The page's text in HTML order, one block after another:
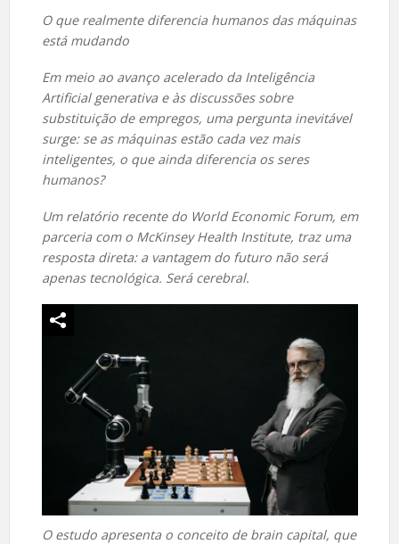
O que realmente diferencia humanos das máquinas
está mudando
Em meio ao avanço acelerado da Inteligência
Artificial generativa e às discussões sobre
substituição de empregos, uma pergunta inevitável
surge: se as máquinas estão cada vez mais
inteligentes, o que ainda diferencia os seres
humanos?
Um relatório recente do World Economic Forum, em
parceria com o McKinsey Health Institute, traz uma
resposta direta: a vantagem do futuro não será
apenas tecnológica. Será cerebral.
O estudo apresenta o conceito de brain capital, que